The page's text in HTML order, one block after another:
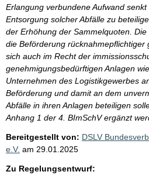
Erlangung verbundene Aufwand
Entsorgung solcher Abfälle zu
der Erhöhung der Sammelquoten.
die Beförderung rücknahmepflichtiger
sich auch im Recht der
genehmigungsbedürftigen Anlagen
Unternehmen des Logistikgewerbes
Beförderung und damit an dem
Abfälle in ihren Anlagen beteiligen
Anhang 1 der 4. BImSchV ergänzt
Bereitgestellt von: DSLV
e.V. am 29.01.2025
Zu Regelungsentwurf: